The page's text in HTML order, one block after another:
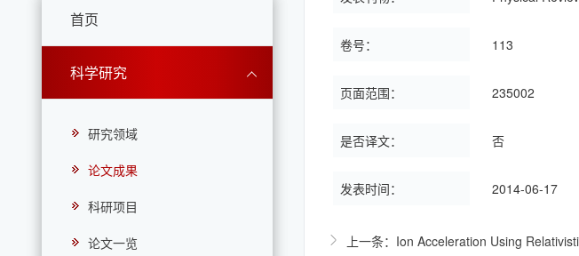
首页
科学研究
研究领域
论文成果
科研项目
论文一览
卷号： 113
页面范围： 235002
是否译文： 否
发表时间： 2014-06-17
上一条：Ion Acceleration Using